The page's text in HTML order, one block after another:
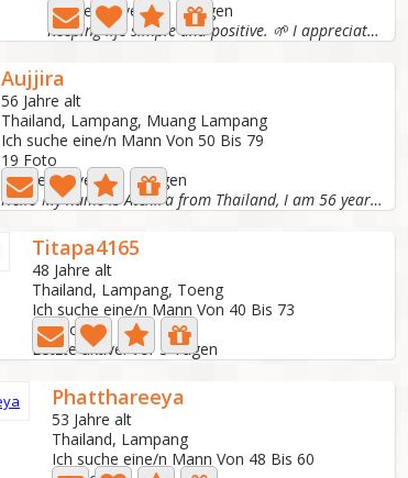
Letzte aktive: Vor 2 Tagen
Keeping life simple and positive. 🌱 I appreciate a clean...
Aujjira
56 Jahre alt
Thailand, Lampang, Muang Lampang
Ich suche eine/n Mann Von 50 Bis 79
19 Foto
Letzte aktive: Vor 3 Tagen
Hello My name is Atchira from Thailand, I am 56 years old...
Titapa4165
48 Jahre alt
Thailand, Lampang, Toeng
Ich suche eine/n Mann Von 40 Bis 73
4 Foto
Letzte aktive: Vor 3 Tagen
Phatthareeya
53 Jahre alt
Thailand, Lampang
Ich suche eine/n Mann Von 48 Bis 60